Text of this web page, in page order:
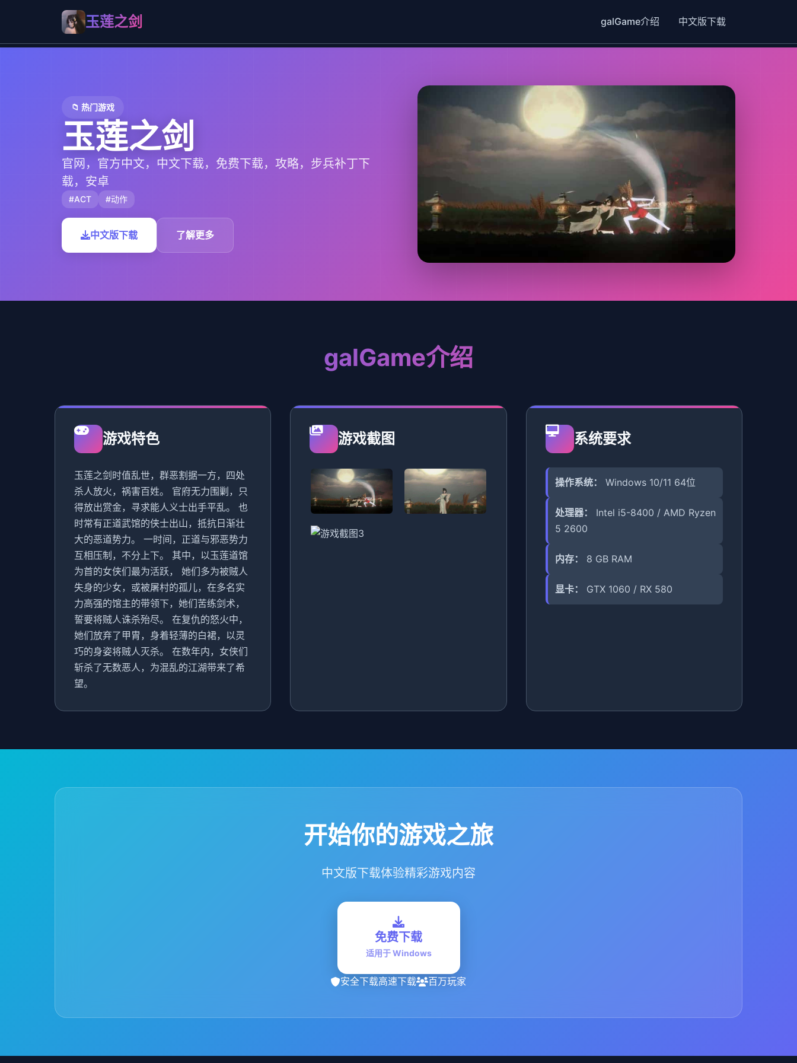
玉莲之剑 galGame介绍 中文版下载
📁 热门游戏
玉莲之剑
官网，官方中文，中文下载，免费下载，攻略，步兵补丁下
载，安卓
#ACT #动作
中文版下载 了解更多
galGame介绍
游戏特色
玉莲之剑时值乱世，群恶割据一方，四处
杀人放火，祸害百姓。 官府无力围剿，只
得放出赏金，寻求能人义士出手平乱。 也
时常有正道武馆的侠士出山，抵抗日渐壮
大的恶道势力。 一时间，正道与邪恶势力
互相压制，不分上下。 其中，以玉莲道馆
为首的女侠们最为活跃， 她们多为被贼人
失身的少女，或被屠村的孤儿，在多名实
力高强的馆主的带领下，她们苦练剑术，
誓要将贼人诛杀殆尽。 在复仇的怒火中，
她们放弃了甲胄，身着轻薄的白裙，以灵
巧的身姿将贼人灭杀。 在数年内，女侠们
斩杀了无数恶人，为混乱的江湖带来了希
望。
游戏截图 系统要求
操作系统： Windows 10/11 64位
处理器：
Intel i5-8400 / AMD Ryzen
5 2600
内存： 8 GB RAM
显卡： GTX 1060 / RX 580
开始你的游戏之旅
中文版下载体验精彩游戏内容
免费下载
适用于 Windows
安全下载高速下载 百万玩家